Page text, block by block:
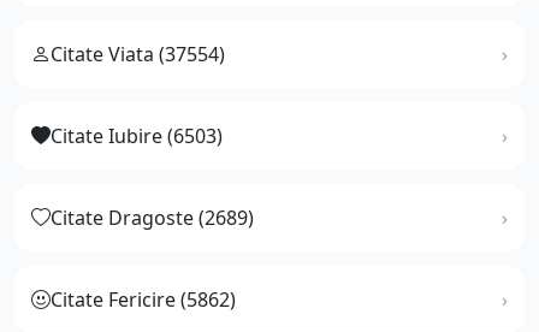
Citate Viata (37554)
Citate Iubire (6503)
Citate Dragoste (2689)
Citate Fericire (5862)